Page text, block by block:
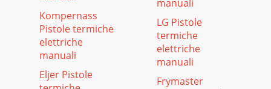
Kompernass
Pistole termiche
elettriche
manuali
Eljer Pistole
manuali
LG Pistole
termiche
elettriche
manuali
Frymaster